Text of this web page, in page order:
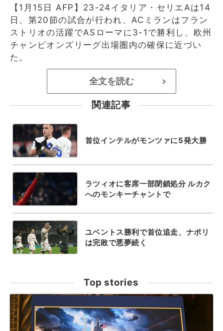
【1月15日 AFP】23-24イタリア・セリエAは14
日、第20節の試合が行われ、ACミランはフラン
ストリオの活躍でASローマに3-1で勝利し、欧州
チャンピオンズリーグ出場圏内の確保に近づい
た。
全文を読む >
関連記事
首位インテルがモンツァに5発大勝
ラツィオに客席一部閉鎖処分 ルカク
へのモンキーチャントで
ユベントス勝利で首位追走、ナポリ
は完敗で悪夢続く
Top stories